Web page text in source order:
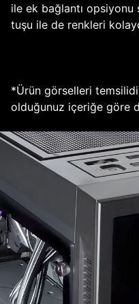
ile ek bağlantı opsiyonu
tuşu ile de renkleri
*Ürün görselleri
olduğunuz içeriğe göre